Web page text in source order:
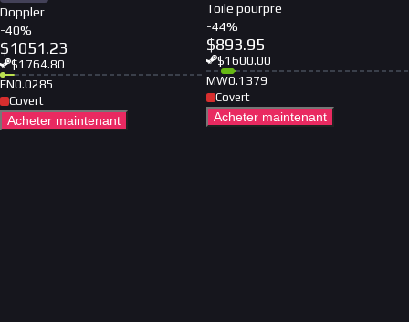
Doppler
-40%
$1051.23
$1764.80
FN0.0285
Covert
Acheter maintenant
Toile pourpre
-44%
$893.95
$1600.00
MW0.1379
Covert
Acheter maintenant